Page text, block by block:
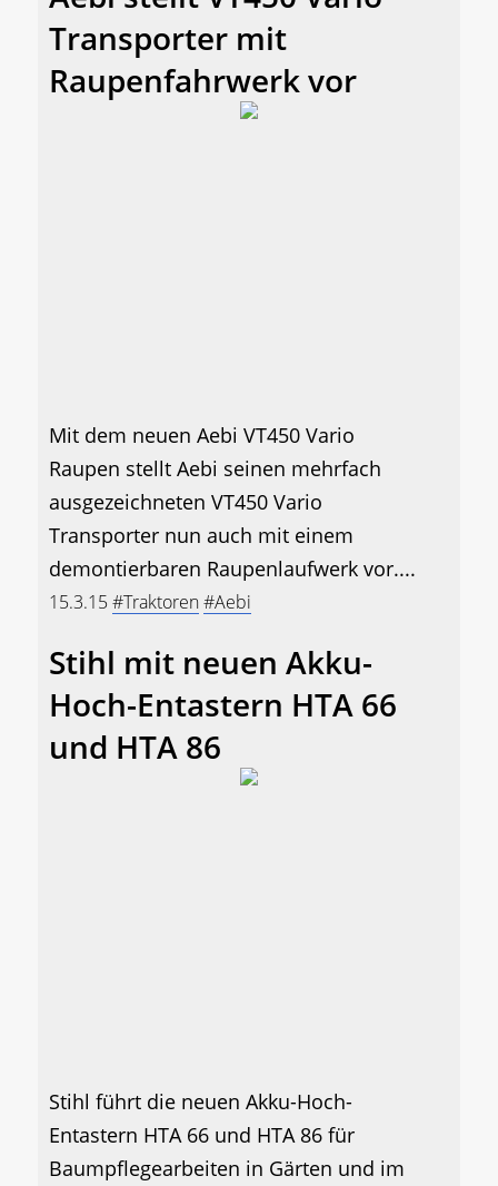
Transporter mit
Raupenfahrwerk vor
Mit dem neuen Aebi VT450 Vario
Raupen stellt Aebi seinen mehrfach
ausgezeichneten VT450 Vario
Transporter nun auch mit einem
demontierbaren Raupenlaufwerk vor....
15.3.15#Traktoren#Aebi
Stihl mit neuen Akku-
Hoch-Entastern HTA 66
und HTA 86
Stihl führt die neuen Akku-Hoch-
Entastern HTA 66 und HTA 86 für
Baumpflegearbeiten in Gärten und im